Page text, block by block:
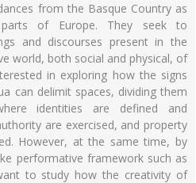
from the Basque Country as
of Europe. They seek to
and discourses present in the
world, both social and physical, of
in exploring how the signs
can delimit spaces, dividing them
identities are defined and
are exercised, and property
However, at the same time, by
performative framework such as
to study how the creativity of